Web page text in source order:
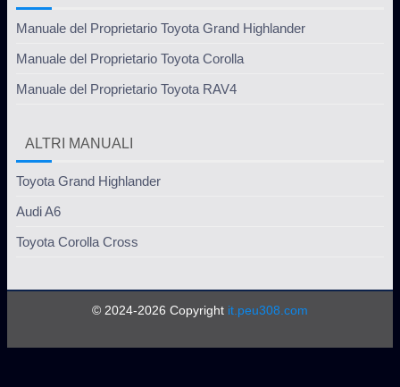
Manuale del Proprietario Toyota Grand Highlander
Manuale del Proprietario Toyota Corolla
Manuale del Proprietario Toyota RAV4
ALTRI MANUALI
Toyota Grand Highlander
Audi A6
Toyota Corolla Cross
© 2024-2026 Copyright it.peu308.com